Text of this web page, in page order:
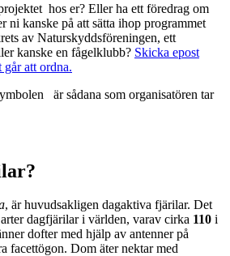
hos er? Eller ha ett föredrag om
ni kanske på att sätta ihop programmet
av Naturskyddsföreningen, ett
kanske en fågelklubb? Skicka epost
går att ordna.
är sådana som organisatören tar
, är huvudsakligen dagaktiva fjärilar. Det
dagfjärilar i världen, varav cirka 110 i
dofter med hjälp av antenner på
facettögon. Dom äter nektar med